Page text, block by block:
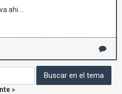
ahi....
»